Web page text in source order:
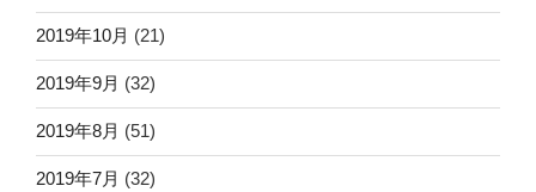
2019年10月 (21)
2019年9月 (32)
2019年8月 (51)
2019年7月 (32)